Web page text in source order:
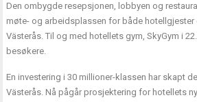
Den ombygde resepsjonen, lobbyen og
møte- og arbeidsplassen for både hotellgjester
Västerås. Til og med hotellets gym, SkyGym i
besøkere.
En investering i 30 millioner-klassen har skapt
Västerås. Nå pågår prosjektering for hotellets